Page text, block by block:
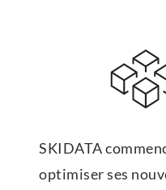
SKIDATA
optimiser ses